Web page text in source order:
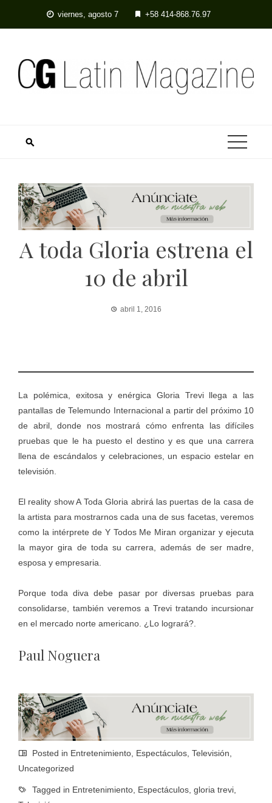
viernes, agosto 7 +58 414-868.76.97
A toda Gloria estrena el
10 de abril
abril 1, 2016
La polémica, exitosa y enérgica Gloria Trevi llega a las
pantallas de Telemundo Internacional a partir del próximo 10
de abril, donde nos mostrará cómo enfrenta las difíciles
pruebas que le ha puesto el destino y es que una carrera
llena de escándalos y celebraciones, un espacio estelar en
televisión.
El reality show A Toda Gloria abrirá las puertas de la casa de
la artista para mostrarnos cada una de sus facetas, veremos
como la intérprete de Y Todos Me Miran organizar y ejecuta
la mayor gira de toda su carrera, además de ser madre,
esposa y empresaria.
Porque toda diva debe pasar por diversas pruebas para
consolidarse, también veremos a Trevi tratando incursionar
en el mercado norte americano. ¿Lo logrará?.
Paul Noguera
Posted in Entretenimiento Espectáculos Televisión
Uncategorized
Tagged in Entretenimiento Espectáculos gloria trevi